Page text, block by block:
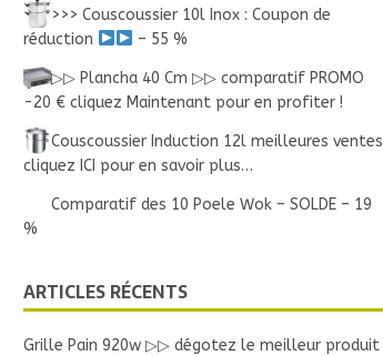
>>> Couscoussier 10l Inox : Coupon de
réduction
– 55 %
▷▷ Plancha 40 Cm ▷▷ comparatif PROMO
-20 € cliquez Maintenant pour en profiter !
Couscoussier Induction 12l meilleures ventes
cliquez ICI pour en savoir plus…
Comparatif des 10 Poele Wok – SOLDE – 19
%
ARTICLES RÉCENTS
Grille Pain 920w ▷▷ dégotez le meilleur produit